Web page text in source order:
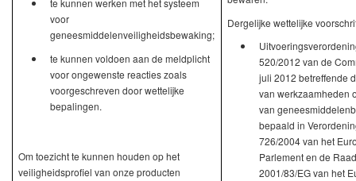
te kunnen werken met het systeem
voor
geneesmiddelenveiligheidsbewaking;
te kunnen voldoen aan de meldplicht
voor ongewenste reacties zoals
voorgeschreven door wettelijke
bepalingen.
Om toezicht te kunnen houden op het
veiligheidsprofiel van onze producten
Dergelijke wettelijke
520/2012 van de
juli 2012 betreffende
van werkzaamheden
van
bepaald in
726/2004 van het
Parlement en de
2001/83/EG van het